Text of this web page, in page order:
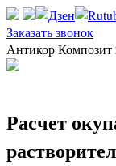
Заказать звонок
Антикор Композит
Расчет